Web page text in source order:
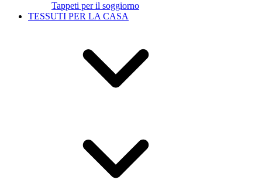
Tappeti per il soggiorno
TESSUTI PER LA CASA